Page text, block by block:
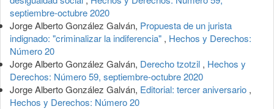
septiembre-octubre 2020
Jorge Alberto González Galván, Propuesta de un jurista
indignado: "criminalizar la indiferencia" , Hechos y Derechos:
Número 20
Jorge Alberto González Galván, Derecho tzotzil , Hechos y
Derechos: Número 59, septiembre-octubre 2020
Jorge Alberto González Galván, Editorial: tercer aniversario ,
Hechos y Derechos: Número 20